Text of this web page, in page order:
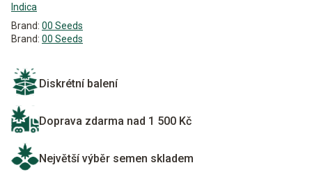
Indica
Brand: 00 Seeds
Brand: 00 Seeds
Diskrétní balení
Doprava zdarma nad 1 500 Kč
Největší výběr semen skladem